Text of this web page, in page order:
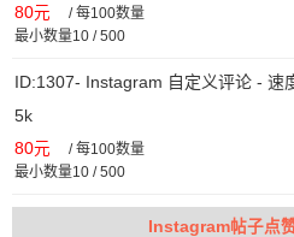
80元 /每100数量
最小数量10 / 500
ID:1307- Instagram 自定义评论 - 速
5k
80元 /每100数量
最小数量10 / 500
Instagram帖子点